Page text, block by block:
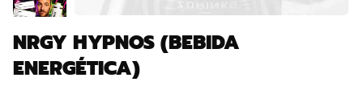
NRGY HYPNOS (BEBIDA
ENERGÉTICA)